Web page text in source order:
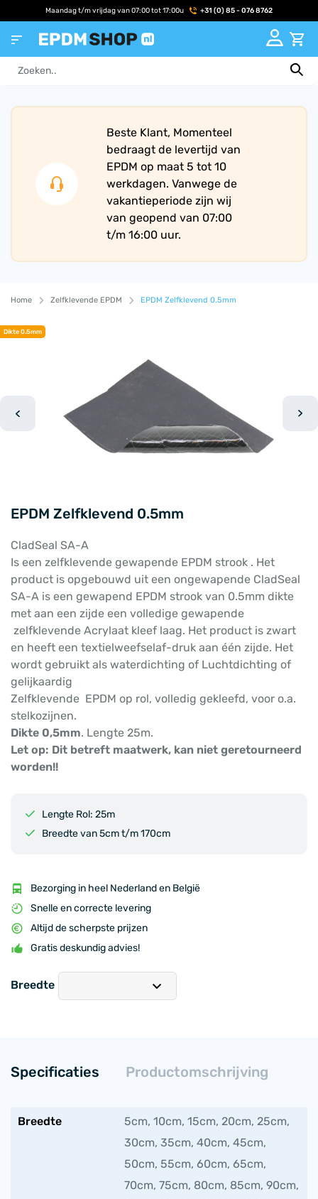
Maandag t/m vrijdag van 07:00 tot 17:00u +31 (0) 85 - 076 8762
Beste Klant, Momenteel
bedraagt de levertijd van
EPDM op maat 5 tot 10
werkdagen. Vanwege de
vakantieperiode zijn wij
van geopend van 07:00
t/m 16:00 uur.
Home Zelfklevende EPDM EPDM Zelfklevend 0.5mm
Dikte 0.5mm
EPDM Zelfklevend 0.5mm
CladSeal SA-A
Is een zelfklevende gewapende EPDM strook . Het
product is opgebouwd uit een ongewapende CladSeal
SA-A is een gewapend EPDM strook van 0.5mm dikte
met aan een zijde een volledige gewapende
zelfklevende Acrylaat kleef laag. Het product is zwart
en heeft een textielweefselaf-druk aan één zijde. Het
wordt gebruikt als waterdichting of Luchtdichting of
gelijkaardig
Zelfklevende EPDM op rol, volledig gekleefd, voor o.a.
stelkozijnen.
Dikte 0,5mm. Lengte 25m.
Let op: Dit betreft maatwerk, kan niet geretourneerd
worden!!
Lengte Rol: 25m
Breedte van 5cm t/m 170cm
Bezorging in heel Nederland en België
Snelle en correcte levering
Altijd de scherpste prijzen
Gratis deskundig advies!
Breedte
Specificaties Productomschrijving
Breedte
5cm, 10cm, 15cm, 20cm, 25cm,
30cm, 35cm, 40cm, 45cm,
50cm, 55cm, 60cm, 65cm,
70cm, 75cm, 80cm, 85cm, 90cm,